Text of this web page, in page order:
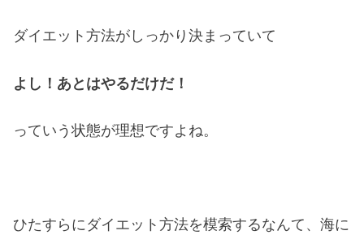
ダイエット方法がしっかり決まっていて
よし！あとはやるだけだ！
っていう状態が理想ですよね。
ひたすらにダイエット方法を模索するなんて、海に